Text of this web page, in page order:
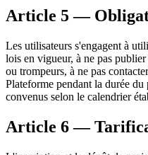
Article 5 —
Les utilisateurs s'engagent à
lois en vigueur, à ne pas
ou trompeurs, à ne pas
Plateforme pendant la durée
convenus selon le calendrier
Article 6 —